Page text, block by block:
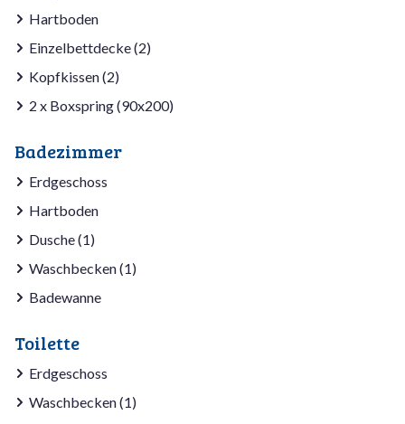
Hartboden
Einzelbettdecke (2)
Kopfkissen (2)
2 x Boxspring (90x200)
Badezimmer
Erdgeschoss
Hartboden
Dusche (1)
Waschbecken (1)
Badewanne
Toilette
Erdgeschoss
Waschbecken (1)